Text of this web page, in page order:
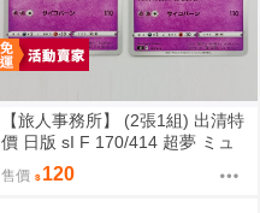
【旅人事務所】 (2張1組) 出清特
價 日版 sI F 170/414 超夢 ミュ
ウツー PTCG 寶可夢 卡牌【原售
價480元 特價120元】
售價 120